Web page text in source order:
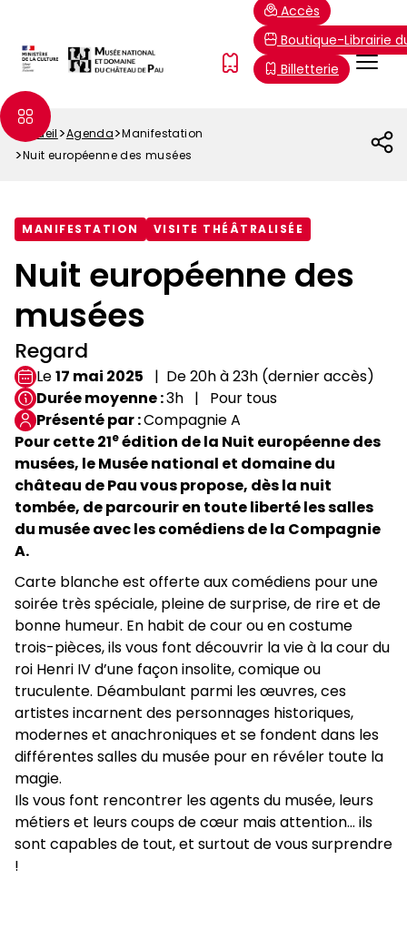
contenu
principal
Menu
FR
Accès
Boutique-Librairie
Billetterie
Fil
Accueil Agenda
Manifestation
Nuit européenne des musées
MANIFESTATION VISITE THÉÂTRALISÉE
Nuit européenne des
musées
Regard
Le17 mai 2025
De 20h à 23h (dernier accès)
Durée moyenne 3h
Pour tous
Présenté par Compagnie A
Pour cette 21eédition de la Nuit européenne des
musées, le Musée national et domaine du
château de Pau vous propose, dès la nuit
tombée, de parcourir en toute liberté les salles
du musée avec les comédiens de la Compagnie
A.
Carte blanche est offerte aux comédiens pour une
soirée très spéciale, pleine de surprise, de rire et de
bonne humeur. En habit de cour ou en costume
trois-pièces, ils vous font découvrir la vie à la cour du
roi Henri IV d’une façon insolite, comique ou
truculente. Déambulant parmi les œuvres, ces
artistes incarnent des personnages historiques,
modernes et anachroniques et se fondent dans les
différentes salles du musée pour en révéler toute la
magie.
Ils vous font rencontrer les agents du musée, leurs
métiers et leurs coups de cœur mais attention… ils
sont capables de tout, et surtout de vous surprendre
!